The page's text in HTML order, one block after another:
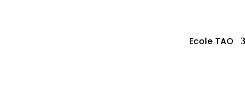
Ecole TAO